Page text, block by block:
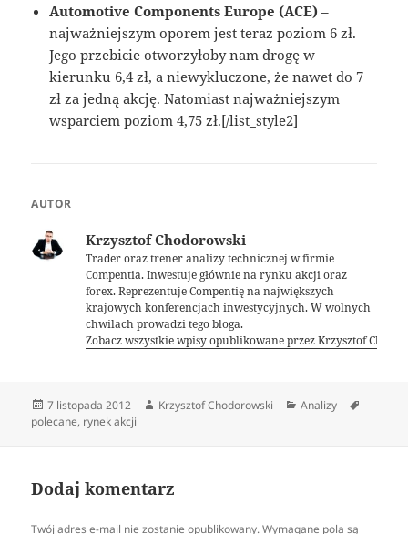
Automotive Components Europe (ACE) –
najważniejszym oporem jest teraz poziom 6 zł.
Jego przebicie otworzyłoby nam drogę w
kierunku 6,4 zł, a niewykluczone, że nawet do 7
zł za jedną akcję. Natomiast najważniejszym
wsparciem poziom 4,75 zł.[/list_style2]
AUTOR
Krzysztof Chodorowski
Trader oraz trener analizy technicznej w firmie
Compentia. Inwestuje głównie na rynku akcji oraz
forex. Reprezentuje Compentię na największych
krajowych konferencjach inwestycyjnych. W wolnych
chwilach prowadzi tego bloga.
Zobacz wszystkie wpisy opublikowane przez Krzysztof
Data
publikacji
7 listopada 2012 Autor
Krzysztof Chodorowski Kategorie
Analizy
polecane, rynek akcji
Dodaj komentarz
Twój adres e-mail nie zostanie opublikowany. Wymagane pola są